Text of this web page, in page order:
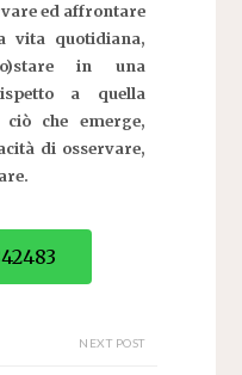
ed affrontare
vita quotidiana,
in una
a quella
che emerge,
di osservare,
NEXT POST